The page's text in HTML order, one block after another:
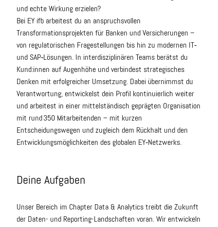
und echte Wirkung erzielen?
Bei EY ifb arbeitest du an anspruchsvollen
Transformationsprojekten für Banken und Versicherungen –
von regulatorischen Fragestellungen bis hin zu modernen IT‑
und SAP‑Lösungen. In interdisziplinären Teams berätst du
Kund:innen auf Augenhöhe und verbindest strategisches
Denken mit erfolgreicher Umsetzung. Dabei übernimmst du
Verantwortung, entwickelst dein Profil kontinuierlich weiter
und arbeitest in einer mittelständisch geprägten Organisation
mit rund 350 Mitarbeitenden – mit kurzen
Entscheidungswegen und zugleich dem Rückhalt und den
Entwicklungsmöglichkeiten des globalen EY‑Netzwerks.
Deine Aufgaben
Unser Bereich im Chapter Data & Analytics treibt die Zukunft
der Daten- und Reporting-Landschaften voran. Wir entwickeln